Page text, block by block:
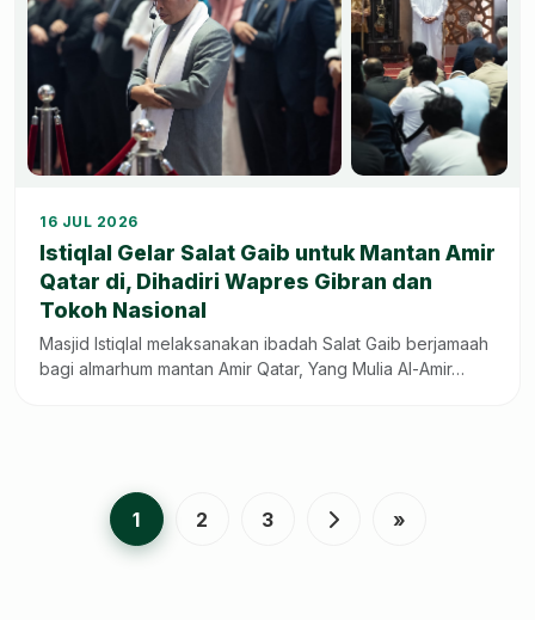
16 JUL 2026
Istiqlal Gelar Salat Gaib untuk Mantan Amir
Qatar di, Dihadiri Wapres Gibran dan
Tokoh Nasional
Masjid Istiqlal melaksanakan ibadah Salat Gaib berjamaah
bagi almarhum mantan Amir Qatar, Yang Mulia Al-Amir…
1 2 3 »